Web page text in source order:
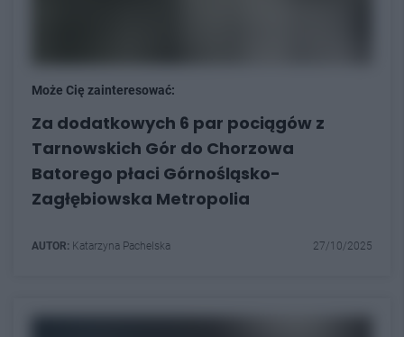
Może Cię zainteresować:
Za dodatkowych 6 par pociągów z
Tarnowskich Gór do Chorzowa
Batorego płaci Górnośląsko-
Zagłębiowska Metropolia
AUTOR: Katarzyna Pachelska 27/10/2025